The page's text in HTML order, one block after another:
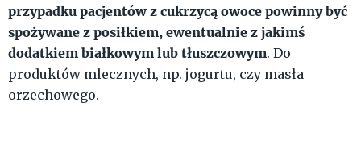
przypadku pacjentów z cukrzycą owoce powinny być
spożywane z posiłkiem, ewentualnie z jakimś
dodatkiem białkowym lub tłuszczowym. Do
produktów mlecznych, np. jogurtu, czy masła
orzechowego.